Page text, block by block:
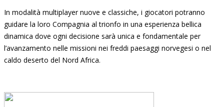
In modalità multiplayer nuove e classiche, i giocatori potranno
guidare la loro Compagnia al trionfo in una esperienza bellica
dinamica dove ogni decisione sarà unica e fondamentale per
l’avanzamento nelle missioni nei freddi paesaggi norvegesi o nel
caldo deserto del Nord Africa.